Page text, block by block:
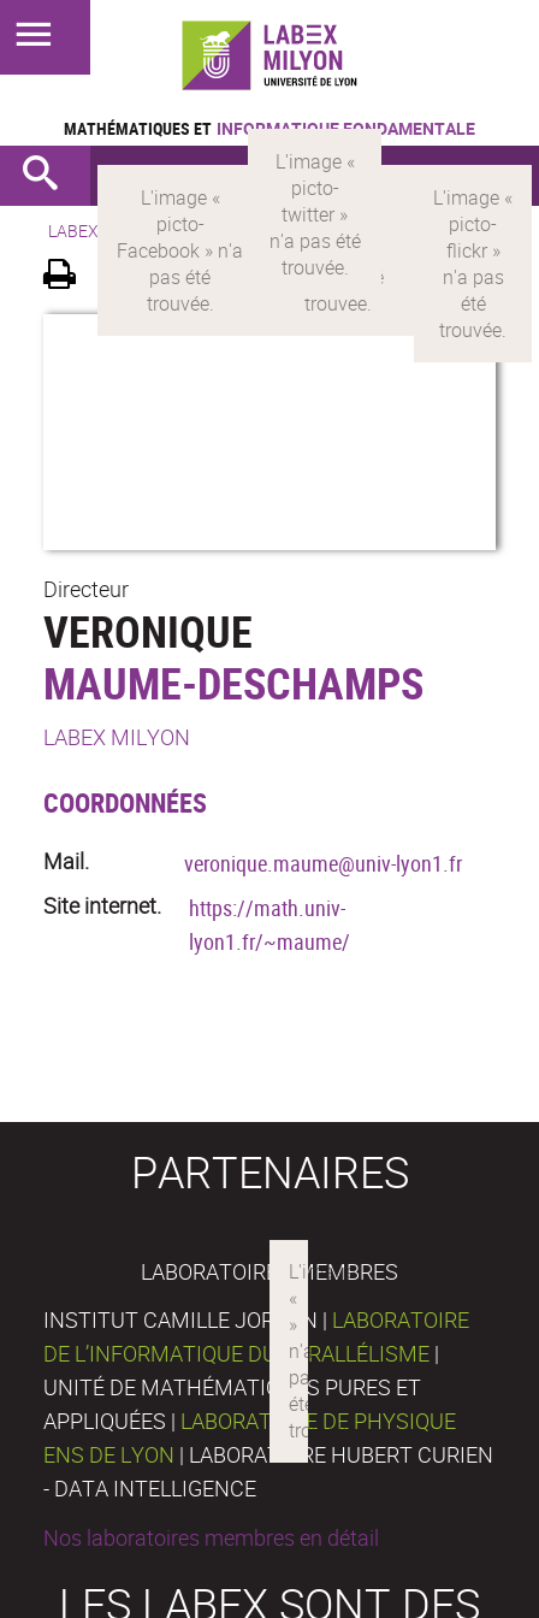
MATHÉMATIQUES ET INFORMATIQUE FONDAMENTALE
LABEX > LABEX MILYON
Directeur
VERONIQUE
MAUME-DESCHAMPS
LABEX MILYON
COORDONNÉES
Mail.
veronique.maume@univ-lyon1.fr
Site internet.
https://math.univ-
lyon1.fr/~maume/
PARTENAIRES
LABORATOIRES MEMBRES
INSTITUT CAMILLE JORDAN | LABORATOIRE
DE L’INFORMATIQUE DU PARALLÉLISME |
UNITÉ DE MATHÉMATIQUES PURES ET
APPLIQUÉES | LABORATOIRE DE PHYSIQUE
ENS DE LYON | LABORATOIRE HUBERT CURIEN
- DATA INTELLIGENCE
Nos laboratoires membres en détail
LES LABEX SONT DES